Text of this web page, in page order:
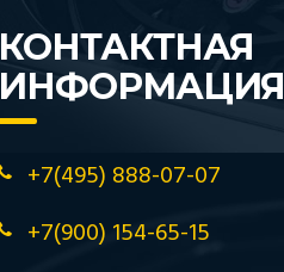
КОНТАКТНАЯ
ИНФОРМАЦИЯ
+7(495) 888-07-07
+7(900) 154-65-15